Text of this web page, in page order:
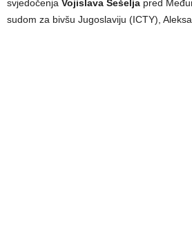
svjedočenja Vojislava Šešelja pred
sudom za bivšu Jugoslaviju (ICTY),